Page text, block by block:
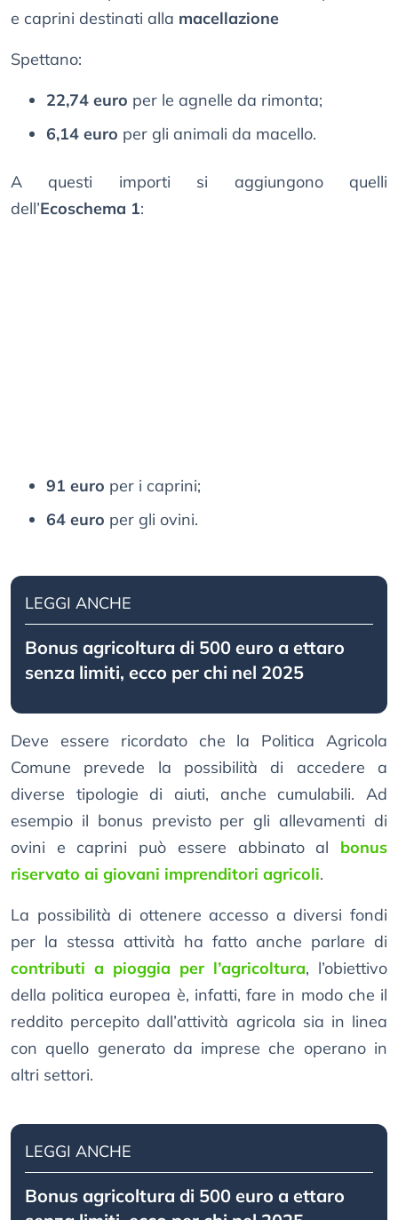
e caprini destinati alla macellazione
Spettano:
22,74 euro per le agnelle da rimonta;
6,14 euro per gli animali da macello.
A questi importi si aggiungono quelli
dell’Ecoschema 1:
91 euro per i caprini;
64 euro per gli ovini.
LEGGI ANCHE
Bonus agricoltura di 500 euro a ettaro
senza limiti, ecco per chi nel 2025
Deve essere ricordato che la Politica Agricola
Comune prevede la possibilità di accedere a
diverse tipologie di aiuti, anche cumulabili. Ad
esempio il bonus previsto per gli allevamenti di
ovini e caprini può essere abbinato al bonus
riservato ai giovani imprenditori agricoli.
La possibilità di ottenere accesso a diversi fondi
per la stessa attività ha fatto anche parlare di
contributi a pioggia per l’agricoltura, l’obiettivo
della politica europea è, infatti, fare in modo che il
reddito percepito dall’attività agricola sia in linea
con quello generato da imprese che operano in
altri settori.
LEGGI ANCHE
Bonus agricoltura di 500 euro a ettaro